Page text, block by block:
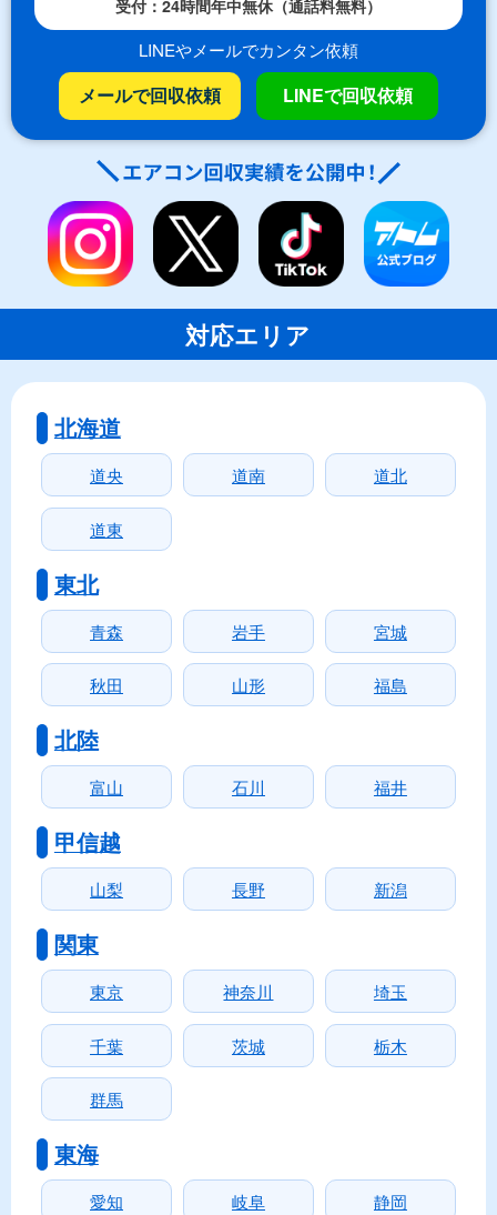
受付：24時間年中無休（通話料無料）
LINEやメールでカンタン依頼
メールで回収依頼 LINEで回収依頼
対応エリア
北海道
道央 道南 道北
道東
東北
青森 岩手 宮城
秋田 山形 福島
北陸
富山 石川 福井
甲信越
山梨 長野 新潟
関東
東京 神奈川 埼玉
千葉 茨城 栃木
群馬
東海
愛知 岐阜 静岡